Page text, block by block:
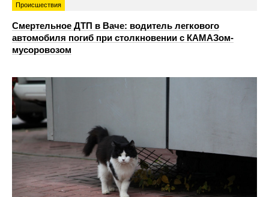
Происшествия
Смертельное ДТП в Ваче: водитель легкового
автомобиля погиб при столкновении с КАМАЗом-
мусоровозом